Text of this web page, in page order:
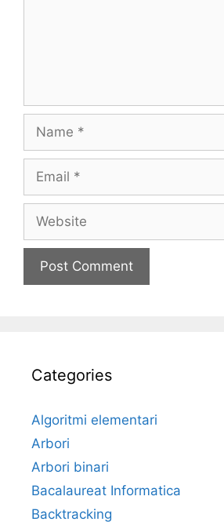
Name
Email
Website
Categories
Algoritmi elementari
Arbori
Arbori binari
Bacalaureat Informatica
Backtracking